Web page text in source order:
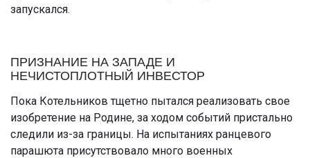
запускался.
ПРИЗНАНИЕ НА ЗАПАДЕ И
НЕЧИСТОПЛОТНЫЙ ИНВЕСТОР
Пока Котельников тщетно пытался реализовать свое
изобретение на Родине, за ходом событий пристально
следили из-за границы. На испытаниях ранцевого
парашюта присутствовало много военных